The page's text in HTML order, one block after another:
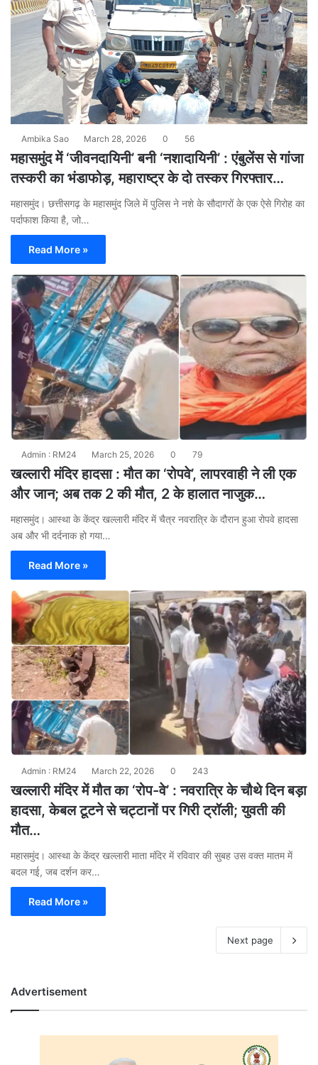
Ambika Sao March 28, 2026 0 56
महासमुंद में ‘जीवनदायिनी’ बनी ‘नशादायिनी’ : एंबुलेंस से गांजा
तस्करी का भंडाफोड़, महाराष्ट्र के दो तस्कर गिरफ्तार…
​महासमुंद। छत्तीसगढ़ के महासमुंद जिले में पुलिस ने नशे के सौदागरों के एक ऐसे गिरोह का
पर्दाफाश किया है, जो…
Read More »
Admin : RM24 March 25, 2026 0 79
खल्लारी मंदिर हादसा : मौत का ‘रोपवे’, लापरवाही ने ली एक
और जान; अब तक 2 की मौत, 2 के हालात नाजुक…
महासमुंद। आस्था के केंद्र खल्लारी मंदिर में चैत्र नवरात्रि के दौरान हुआ रोपवे हादसा
अब और भी दर्दनाक हो गया…
Read More »
Admin : RM24 March 22, 2026 0 243
खल्लारी मंदिर में मौत का ‘रोप-वे’ : नवरात्रि के चौथे दिन बड़ा
हादसा, केबल टूटने से चट्टानों पर गिरी ट्रॉली; युवती की
मौत…
​महासमुंद। आस्था के केंद्र खल्लारी माता मंदिर में रविवार की सुबह उस वक्त मातम में
बदल गई, जब दर्शन कर…
Read More »
Next page
Advertisement